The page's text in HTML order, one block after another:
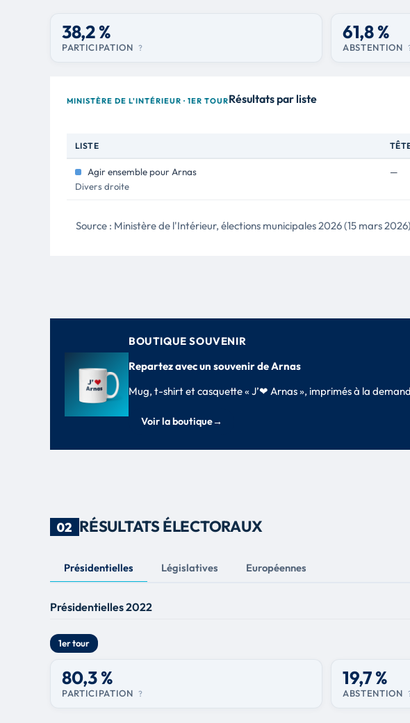
38,2 %
PARTICIPATION ?
61,8 %
ABSTENTION
MINISTÈRE DE L'INTÉRIEUR · 1ER TOURRésultats par liste
LISTE
Agir ensemble pour Arnas
Divers droite
—
Source : Ministère de l'Intérieur, élections municipales 2026 (15 mars
BOUTIQUE SOUVENIR
Repartez avec un souvenir de Arnas
Mug, t-shirt et casquette « J’❤ Arnas », imprimés à la
Voir la boutique→
02 RÉSULTATS ÉLECTORAUX
Présidentielles Législatives Européennes
Présidentielles 2022
1er tour
80,3 %
PARTICIPATION ?
19,7 %
ABSTENTION